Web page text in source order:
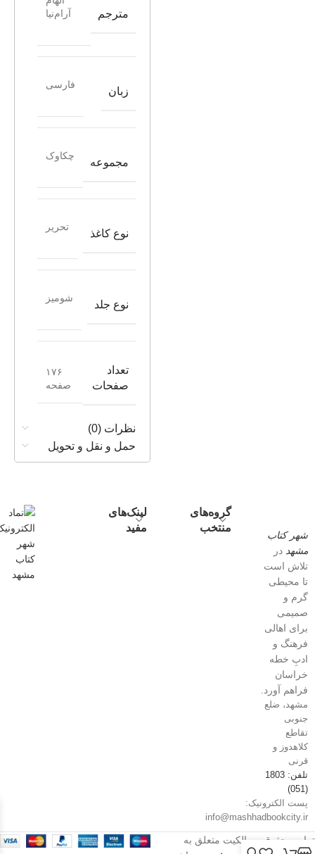
مترجم
آرام‌نیا
زبان
فارسی
مجموعه
چکاوک
نوع کاغذ
تحریر
نوع جلد
شومیز
تعداد
صفحات
۱۷۶
صفحه
نظرات (0)
حمل و نقل و تحویل
شهر کتاب
مشهد در
تلاش است
تا محیطی
گرم و
صمیمی
برای اهالی
فرهنگ و
ادبِ خطه
خراسان
فراهم آورد.
مشهد، ضلع
جنوبی
تقاطع
کلاهدوز و
قرنی
تلفن: 1803
(051)
پست الکترونیک:
info@mashhadbookcity.ir
گروه‌های
منتخب
لینک‌های
مفید
تمامی حقوق و مالکیت متعلق به